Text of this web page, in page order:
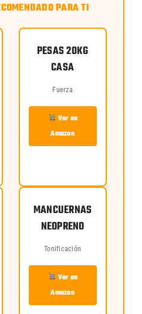
PARA TI
PESAS 20KG
CASA
Fuerza
Ver en
Amazon
MANCUERNAS
NEOPRENO
Tonificación
Ver en
Amazon